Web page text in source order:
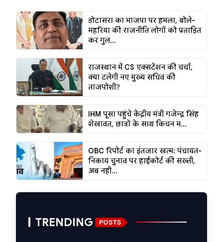
डोटासरा का भाजपा पर हमला, बोले-
महरिया की राजनीति लोगों को प्रताड़ित
कर गुल...
राजस्थान में CS एक्सटेंशन की चर्चा,
क्या टलेगी नए मुख्य सचिव की
ताजपोशी?
IHM पूसा पहुंचे केंद्रीय मंत्री गजेन्द्र सिंह
शेखावत, छात्रों के साथ किचन म...
OBC रिपोर्ट का इंतजार खत्म: पंचायत-
निकाय चुनाव पर हाईकोर्ट की सख्ती,
अब नही...
TRENDING POSTS